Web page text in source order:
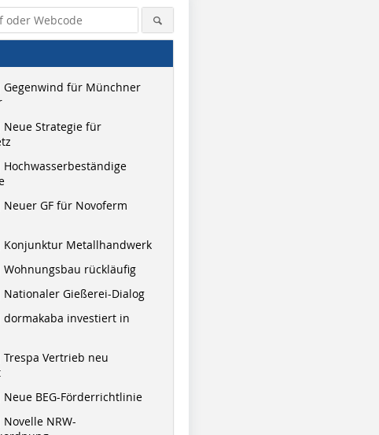
Gegenwind für Münchner
Neue Strategie für
Hochwasserbeständige
Neuer GF für Novoferm
Konjunktur Metallhandwerk
Wohnungsbau rückläufig
Nationaler Gießerei-Dialog
dormakaba investiert in
Trespa Vertrieb neu
Neue BEG-Förderrichtlinie
Novelle NRW-